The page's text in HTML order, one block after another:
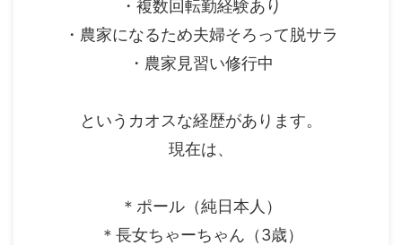
・複数回転勤経験あり
・農家になるため夫婦そろって脱サラ
・農家見習い修行中
というカオスな経歴があります。
現在は、
＊ポール（純日本人）
＊長女ちゃーちゃん（3歳）